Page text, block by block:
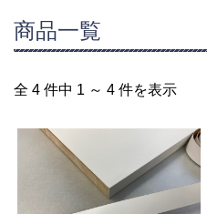
商品一覧
全 4 件中 1 ～ 4 件を表示